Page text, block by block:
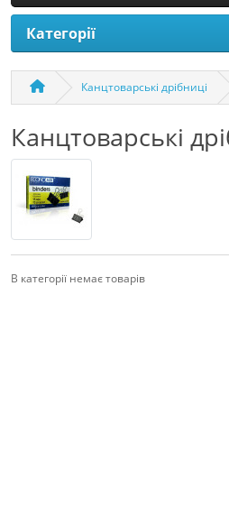
Категорії
Канцтоварські дрібниці
Канцтоварські
В категорії немає товарів